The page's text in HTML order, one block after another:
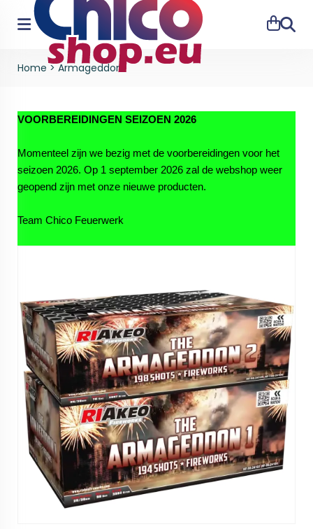
Home >Armageddon
VOORBEREIDINGEN SEIZOEN 2026
Momenteel zijn we bezig met de voorbereidingen voor het
seizoen 2026. Op 1 september 2026 zal de webshop weer
geopend zijn met onze nieuwe producten.
Team Chico Feuerwerk